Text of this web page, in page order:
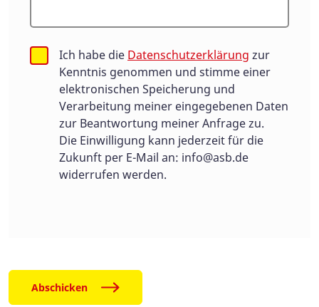
Ich habe die Datenschutzerklärung zur
Kenntnis genommen und stimme einer
elektronischen Speicherung und
Verarbeitung meiner eingegebenen Daten
zur Beantwortung meiner Anfrage zu.
Die Einwilligung kann jederzeit für die
Zukunft per E-Mail an: info@asb.de
widerrufen werden.
Abschicken